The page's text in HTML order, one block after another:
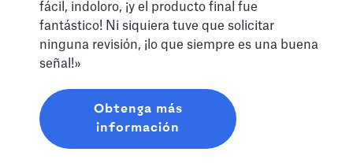
fácil, indoloro, ¡y el producto final fue
fantástico! Ni siquiera tuve que solicitar
ninguna revisión, ¡lo que siempre es una buena
señal!»
Obtenga más
información